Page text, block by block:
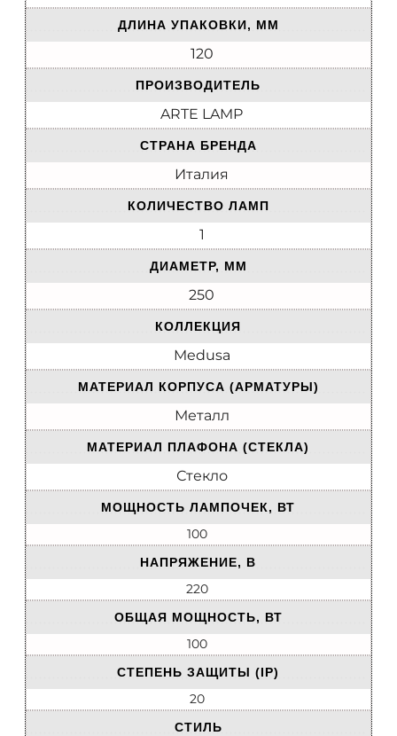
ДЛИНА УПАКОВКИ, ММ
120
ПРОИЗВОДИТЕЛЬ
ARTE LAMP
СТРАНА БРЕНДА
Италия
КОЛИЧЕСТВО ЛАМП
1
ДИАМЕТР, ММ
250
КОЛЛЕКЦИЯ
Medusa
МАТЕРИАЛ КОРПУСА (АРМАТУРЫ)
Металл
МАТЕРИАЛ ПЛАФОНА (СТЕКЛА)
Стекло
МОЩНОСТЬ ЛАМПОЧЕК, ВТ
100
НАПРЯЖЕНИЕ, В
220
ОБЩАЯ МОЩНОСТЬ, ВТ
100
СТЕПЕНЬ ЗАЩИТЫ (IP)
20
СТИЛЬ